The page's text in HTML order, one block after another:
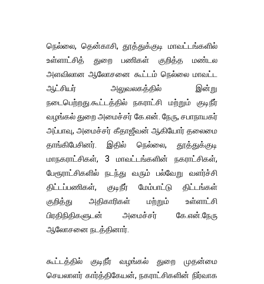
நெல்லை, தென்காசி, தூத்துக்குடி மாவட்டங்களில்
உள்ளாட்சித் துறை பணிகள் குறித்த மண்டல
அளவிலான ஆலோசனை கூட்டம் நெல்லை மாவட்ட
ஆட்சியர் அலுவலகத்தில் இன்று
நடைபெற்றது.கூட்டத்தில் நகராட்சி மற்றும் குடிநீர்
வழங்கல் துறை அமைச்சர் கே.என். நேரு, சபாநாயகர்
அப்பாவு, அமைச்சர் கீதாஜீவன் ஆகியோர் தலைமை
தாங்கிபேசினர். இதில் நெல்லை, தூத்துக்குடி
மாநகராட்சிகள், 3 மாவட்டங்களின் நகராட்சிகள்,
பேரூராட்சிகளில் நடந்து வரும் பல்வேறு வளர்ச்சி
திட்டப்பணிகள், குடிநீர் மேம்பாட்டு திட்டங்கள்
குறித்து அதிகாரிகள் மற்றும் உள்ளாட்சி
பிரதிநிதிகளுடன் அமைச்சர் கே.என்.நேரு
ஆலோசனை நடத்தினார்.
கூட்டத்தில் குடிநீர் வழங்கல் துறை முதன்மை
செயலாளர் கார்த்திகேயன், நகராட்சிகளின் நிர்வாக